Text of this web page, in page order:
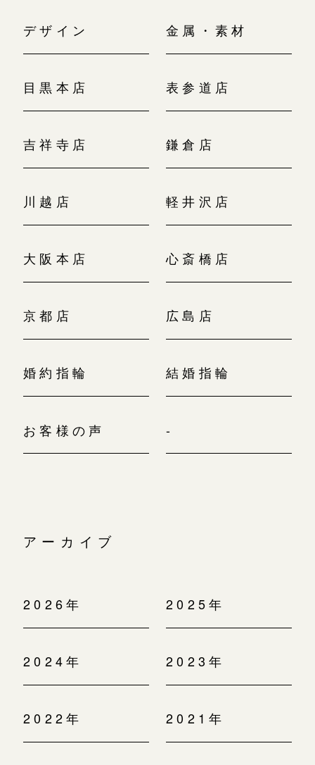
デザイン 金属・素材
目黒本店 表参道店
吉祥寺店 鎌倉店
川越店 軽井沢店
大阪本店 心斎橋店
京都店 広島店
婚約指輪 結婚指輪
お客様の声 -
アーカイブ
2026年 2025年
2024年 2023年
2022年 2021年